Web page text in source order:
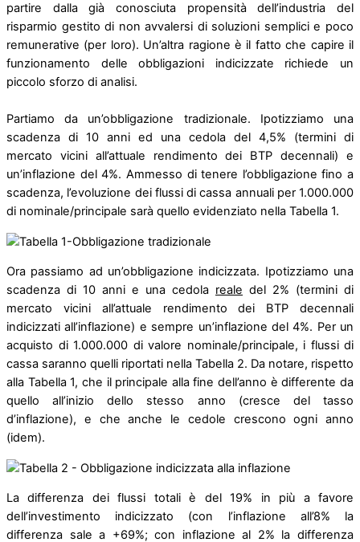
partire dalla già conosciuta propensità dell’industria del
risparmio gestito di non avvalersi di soluzioni semplici e poco
remunerative (per loro). Un’altra ragione è il fatto che capire il
funzionamento delle obbligazioni indicizzate richiede un
piccolo sforzo di analisi.
Partiamo da un’obbligazione tradizionale. Ipotizziamo una
scadenza di 10 anni ed una cedola del 4,5% (termini di
mercato vicini all’attuale rendimento dei BTP decennali) e
un’inflazione del 4%. Ammesso di tenere l’obbligazione fino a
scadenza, l’evoluzione dei flussi di cassa annuali per 1.000.000
di nominale/principale sarà quello evidenziato nella Tabella 1.
Ora passiamo ad un’obbligazione indicizzata. Ipotizziamo una
scadenza di 10 anni e una cedola reale del 2% (termini di
mercato vicini all’attuale rendimento dei BTP decennali
indicizzati all’inflazione) e sempre un’inflazione del 4%. Per un
acquisto di 1.000.000 di valore nominale/principale, i flussi di
cassa saranno quelli riportati nella Tabella 2. Da notare, rispetto
alla Tabella 1, che il principale alla fine dell’anno è differente da
quello all’inizio dello stesso anno (cresce del tasso
d’inflazione), e che anche le cedole crescono ogni anno
(idem).
La differenza dei flussi totali è del 19% in più a favore
dell’investimento indicizzato (con l’inflazione all’8% la
differenza sale a +69%; con inflazione al 2% la differenza